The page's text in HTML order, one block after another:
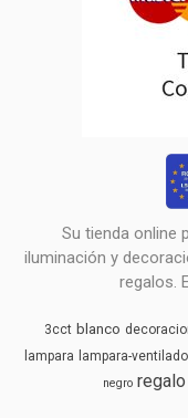
Su tienda online
iluminación y
regalos.
3cct blanco
lampara lampara-
negro regalo